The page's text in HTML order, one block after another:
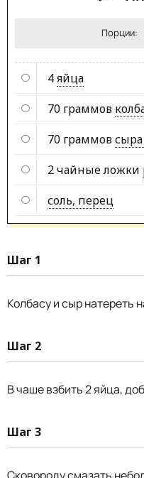
Порции:
4яйца
70 граммов
70 граммов
2 чайные ложки
соль, перец
Шаг 1
Колбасу и сыр натереть
Шаг 2
В чаше взбить 2 яйца,
Шаг 3